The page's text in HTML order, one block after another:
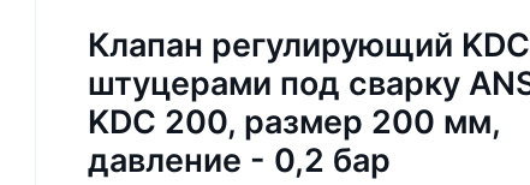
Клапан регулирующий
штуцерами под сварку
KDC 200, размер 200 мм,
давление - 0,2 бар